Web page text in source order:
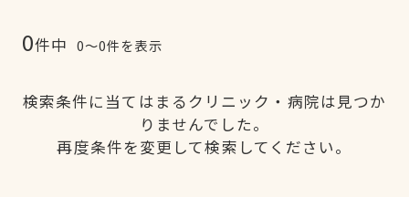
0件中 0〜0件を表示
検索条件に当てはまるクリニック・病院は見つか
りませんでした。
再度条件を変更して検索してください。